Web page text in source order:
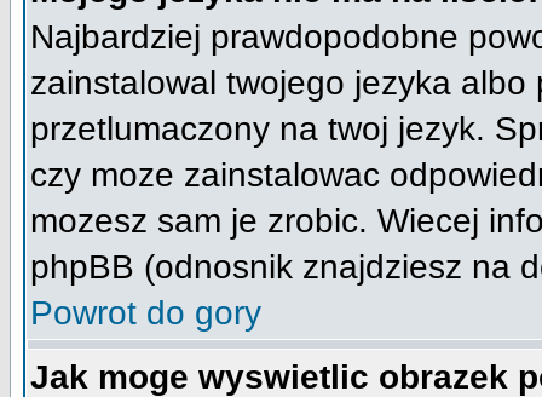
Najbardziej prawdopodobne
zainstalowal twojego jezyka
przetlumaczony na twoj jezyk.
czy moze zainstalowac
mozesz sam je zrobic. Wiecej
phpBB (odnosnik znajdziesz na
Powrot do gory
Jak moge wyswietlic obrazek